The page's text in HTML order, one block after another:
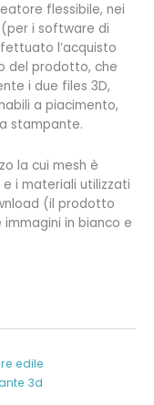
flessibile, nei
i software di
l’acquisto
del prodotto, che
i due files 3D,
a piacimento,
stampante.
la cui mesh è
i materiali utilizzati
(il prodotto
in bianco e
edile
3d